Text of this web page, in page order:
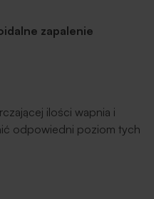
zapalenie
ilości wapnia i
odpowiedni poziom tych